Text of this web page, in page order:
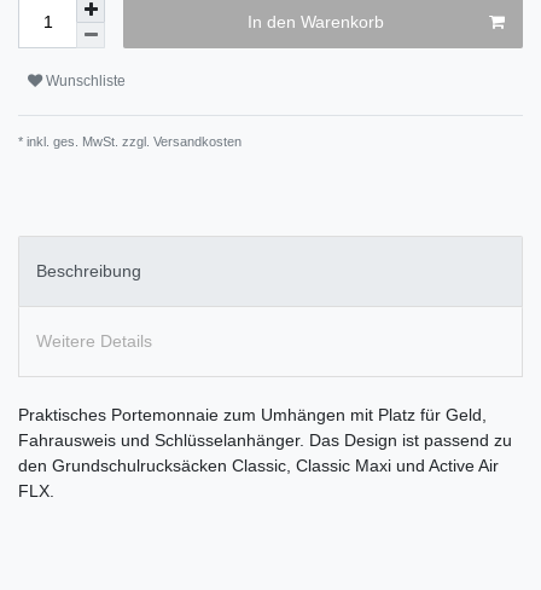
In den Warenkorb
Wunschliste
* inkl. ges. MwSt. zzgl. Versandkosten
Beschreibung
Weitere Details
Praktisches Portemonnaie zum Umhängen mit Platz für Geld,
Fahrausweis und Schlüsselanhänger. Das Design ist passend zu
den Grundschulrucksäcken Classic, Classic Maxi und Active Air
FLX.